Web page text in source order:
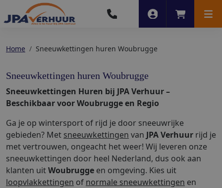
Account
Home Sneeuwkettingen huren Woubrugge
Sneeuwkettingen huren Woubrugge
Sneeuwkettingen Huren bij JPA Verhuur –
Beschikbaar voor Woubrugge en Regio
Ga je op wintersport of rijd je door sneeuwrijke
gebieden? Met sneeuwkettingen van JPA Verhuur rijd je
met vertrouwen, ongeacht het weer! Wij leveren onze
sneeuwkettingen door heel Nederland, dus ook aan
klanten uitWoubrugge en omgeving. Kies uit
loopvlakkettingen of normale sneeuwkettingen en